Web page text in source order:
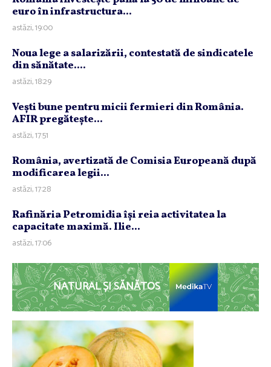
euro în infrastructura...
astăzi, 19:00
Noua lege a salarizării, contestată de sindicatele
din sănătate....
astăzi, 18:29
Veşti bune pentru micii fermieri din România.
AFIR pregăteşte...
astăzi, 17:51
România, avertizată de Comisia Europeană după
modificarea legii...
astăzi, 17:28
Rafinăria Petromidia îşi reia activitatea la
capacitate maximă. Ilie...
astăzi, 17:06
NATURAL ȘI SĂNĂTOS